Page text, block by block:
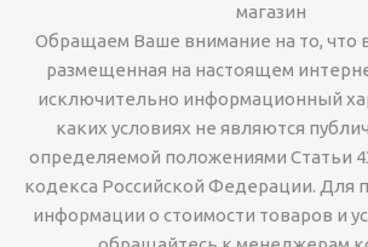
магазин
Обращаем Ваше внимание на то, что
размещенная на настоящем
исключительно информационный
каких условиях не являются
определяемой положениями Статьи
кодекса Российской Федерации. Для
информации о стоимости товаров и